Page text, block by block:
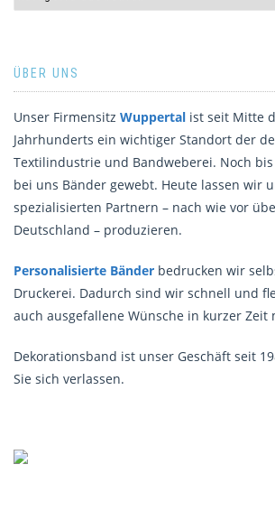
ÜBER UNS
Unser Firmensitz Wuppertal ist seit Mitte
Jahrhunderts ein wichtiger Standort der
Textilindustrie und Bandweberei. Noch
bei uns Bänder gewebt. Heute lassen wir
spezialisierten Partnern – nach wie vor
Deutschland – produzieren.
Personalisierte Bänder bedrucken wir
Druckerei. Dadurch sind wir schnell und
auch ausgefallene Wünsche in kurzer Zeit
Dekorationsband ist unser Geschäft seit
Sie sich verlassen.